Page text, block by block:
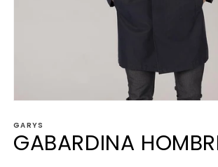
multimedia
1
en
GARYS
GABARDINA